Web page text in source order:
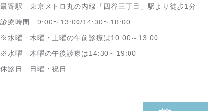
最寄駅 東京メトロ丸の内線「四谷三丁目」駅より徒歩1分
診療時間 9:00〜13:00/14:30〜18:00
※水曜・木曜・土曜の午前診療は10:00～13:00
※水曜・木曜の午後診療は14:30～19:00
休診日 日曜・祝日